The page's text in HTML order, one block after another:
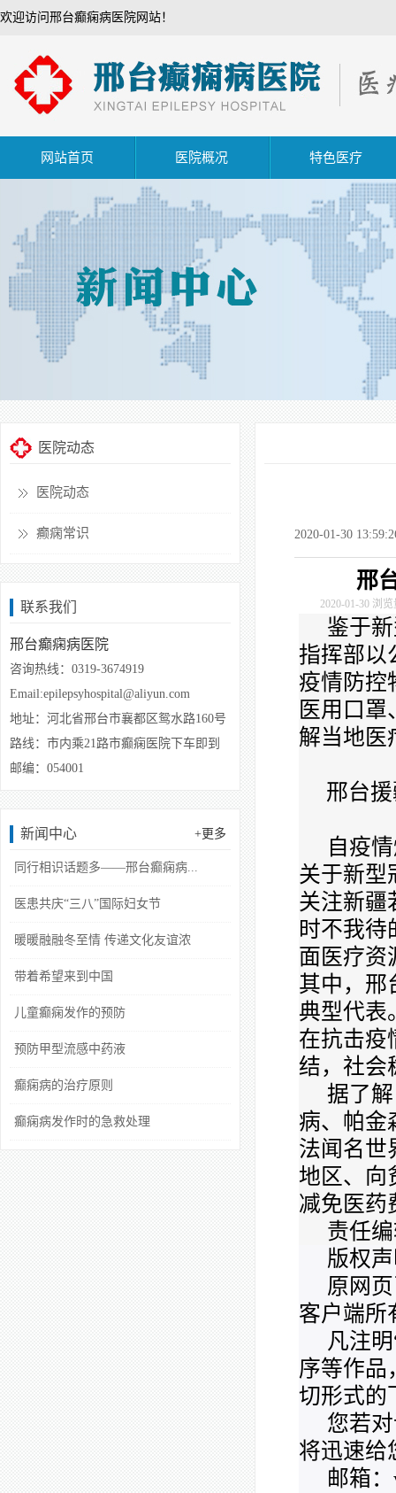
欢迎访问邢台癫痫病医院网站！
网站首页 医院概况 特色医疗
医院动态
医院动态
癫痫常识
联系我们
邢台癫痫病医院
咨询热线：0319-3674919
Email:epilepsyhospital@aliyun.com
地址： 河北省邢台市襄都区鸳水路160号
路线：市内乘21路市癫痫医院下车即到
邮编：054001
+更多
新闻中心
同行相识话题多——邢台癫痫病...
医患共庆“三八”国际妇女节
暖暖融融冬至情 传递文化友谊浓
带着希望来到中国
儿童癫痫发作的预防
预防甲型流感中药液
癫痫病的治疗原则
癫痫病发作时的急救处理
2020-01-30
邢
2020-01-30 浏览
鉴于
指挥部以
疫情防控
医用口
解当地医
邢台
自疫
关于新型
关注新疆
时不我待
面医疗资
其中，邢
典型代表
在抗击疫
结，社会
据了
病、帕金
法闻名世
地区、向
减免医药
责任
版权
原网
客户端所
凡注
序等作品
切形式的
您若
将迅速给
邮箱